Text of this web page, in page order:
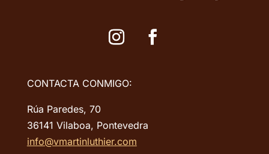
CONTACTA CONMIGO:
Rúa Paredes, 70
36141 Vilaboa, Pontevedra
info@vmartinluthier.com